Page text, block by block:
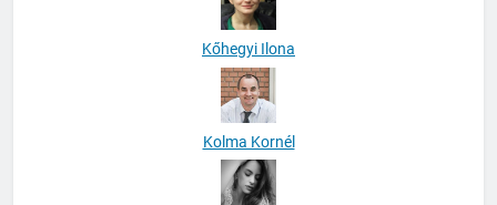
Kőhegyi Ilona
Kolma Kornél